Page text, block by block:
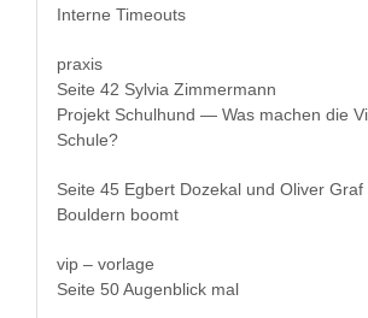
Interne Timeouts
prax­is
Seite 42 Sylvia Zimmermann
Pro­jekt Schul­hund — Was machen die
Schule?
Seite 45 Egbert Dozekal und Oliv­er Graf
Boul­dern boomt
vip – vorlage
Seite 50 Augen­blick mal